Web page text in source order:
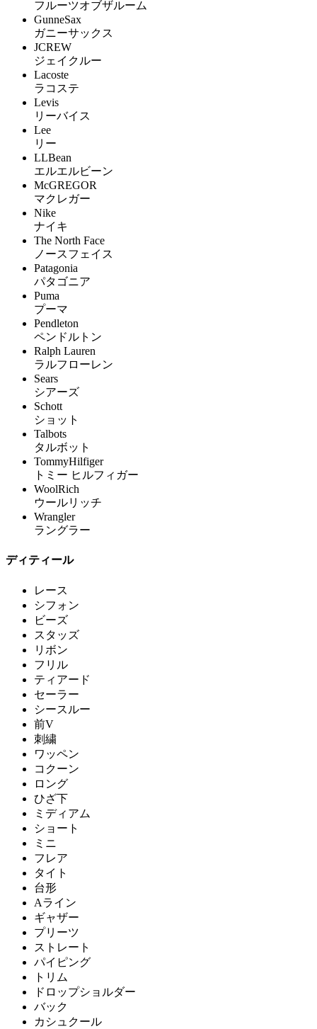
フルーツオブザルーム
GunneSax
ガニーサックス
JCREW
ジェイクルー
Lacoste
ラコステ
Levis
リーバイス
Lee
リー
LLBean
エルエルビーン
McGREGOR
マクレガー
Nike
ナイキ
The North Face
ノースフェイス
Patagonia
パタゴニア
Puma
プーマ
Pendleton
ペンドルトン
Ralph Lauren
ラルフローレン
Sears
シアーズ
Schott
ショット
Talbots
タルボット
TommyHilfiger
トミー ヒルフィガー
WoolRich
ウールリッチ
Wrangler
ラングラー
ディティール
レース
シフォン
ビーズ
スタッズ
リボン
フリル
ティアード
セーラー
シースルー
前V
刺繍
ワッペン
コクーン
ロング
ひざ下
ミディアム
ショート
ミニ
フレア
タイト
台形
Aライン
ギャザー
プリーツ
ストレート
パイピング
トリム
ドロップショルダー
バック
カシュクール